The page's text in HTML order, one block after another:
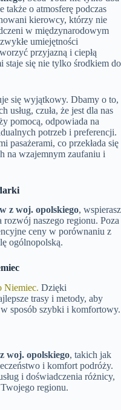
także o atmosferę podczas
kierowcy, którzy nie
w międzynarodowym
umiejętności
przyjazną i ciepłą
staje się nie tylko środkiem do
się wyjątkowy. Dbamy o to,
usług, czuła, że jest dla nas
pomocą, odpowiada na
potrzeb i preferencji.
pasażerami, co przekłada się
na wzajemnym zaufaniu i
z woj. opolskiego, wspierasz
rozwój naszego regionu. Poza
ceny w porównaniu z
ogólnopolską.
Niemiec. Dzięki
trasy i metody, aby
sposób szybki i komfortowy.
woj. opolskiego, takich jak
i komfort podróży.
i doświadczenia różnicy,
regionu.